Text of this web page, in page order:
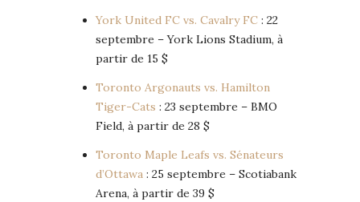
York United FC vs. Cavalry FC : 22
septembre – York Lions Stadium, à
partir de 15 $
Toronto Argonauts vs. Hamilton
Tiger-Cats : 23 septembre – BMO
Field, à partir de 28 $
Toronto Maple Leafs vs. Sénateurs
d’Ottawa : 25 septembre – Scotiabank
Arena, à partir de 39 $